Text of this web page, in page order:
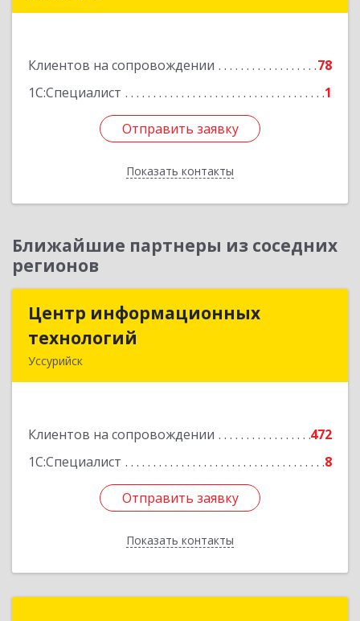
Клиентов на сопровождении
78
1С:Специалист
1
Отправить заявку
Показать контакты
Подробнее
Отправить заявку
Назад
Ближайшие партнеры из соседних
регионов
Центр информационных
технологий
Уссурийск
Клиентов на сопровождении
472
1С:Специалист
8
Отправить заявку
Показать контакты
Центр информационных
Подробнее
Отправить заявку
Назад